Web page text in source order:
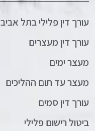
עורך דין פלילי בתל אביב
עורך דין מעצרים
מעצר ימים
מעצר עד תום ההליכים
עורך דין סמים
ביטול רישום פלילי